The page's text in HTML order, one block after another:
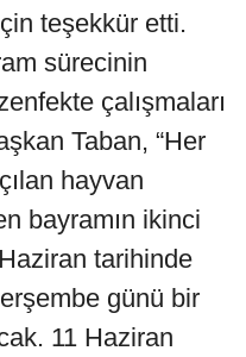
teşekkür etti.
sürecinin
çalışmaları
Taban, “Her
hayvan
bayramın ikinci
tarihinde
günü bir
11 Haziran